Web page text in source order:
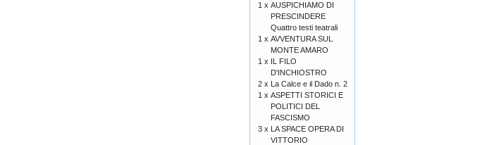
1 x AUSPICHIAMO DI
PRESCINDERE
Quattro testi teatrali
1 x AVVENTURA SUL
MONTE AMARO
1 x IL FILO
D'INCHIOSTRO
2 x La Calce e il Dado n. 2
1 x ASPETTI STORICI E
POLITICI DEL
FASCISMO
3 x LA SPACE OPERA DI
VITTORIO